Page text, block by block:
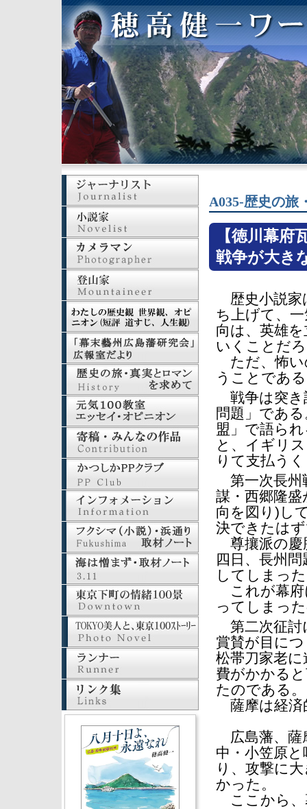
A035-歴史の旅
【徳川幕
戦争が大き
歴史小説家
ち上げて、
向は、英雄
いくことだ
ただ、怖い
うことであ
戦争は突き
問題」であ
盟」で語ら
と、イギリ
りて支払う
第一次長州
謀・西郷隆
向を図り)し
決できたは
尊攘派の慶
四日、長州
してしまっ
これが幕府
ってしまっ
第二次征討
賞賛が目に
松帯刀家老
費がかかる
たのである。
薩摩は経済
広島藩、薩
中・小笠原
り、攻撃に
かった。
ここから、